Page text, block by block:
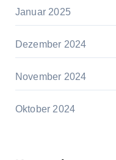
Januar 2025
Dezember 2024
November 2024
Oktober 2024